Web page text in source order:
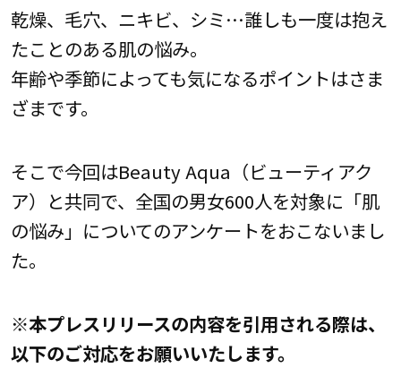
乾燥、毛穴、ニキビ、シミ…誰しも一度は抱え
たことのある肌の悩み。
年齢や季節によっても気になるポイントはさま
ざまです。
そこで今回はBeauty Aqua（ビューティアク
ア）と共同で、全国の男女600人を対象に「肌
の悩み」についてのアンケートをおこないまし
た。
※本プレスリリースの内容を引用される際は、
以下のご対応をお願いいたします。